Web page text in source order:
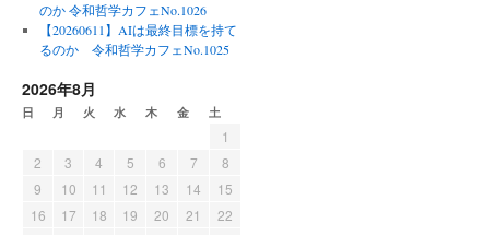
のか 令和哲学カフェNo.1026
【20260611】AIは最終目標を持て
るのか 令和哲学カフェNo.1025
2026年8月
日 月 火 水 木 金 土
1
2
3 4 5 6 7
8
9
10 11 12 13 14
15
16
17 18 19 20 21
22